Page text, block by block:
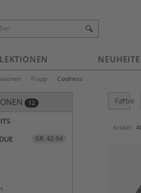
Frapp Coolness
Navigation überspringen
12
GR. 42-54
Farbe
Artikel